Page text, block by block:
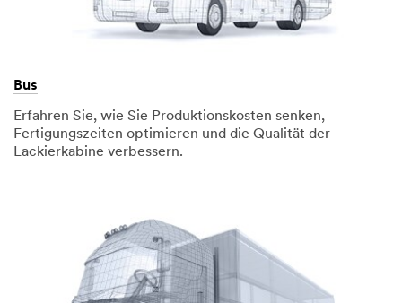
Bus
Erfahren Sie, wie Sie Produktionskosten senken,
Fertigungszeiten optimieren und die Qualität der
Lackierkabine verbessern.